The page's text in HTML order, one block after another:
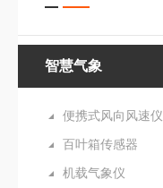
智慧气象
便携式风向风速仪
百叶箱传感器
机载气象仪